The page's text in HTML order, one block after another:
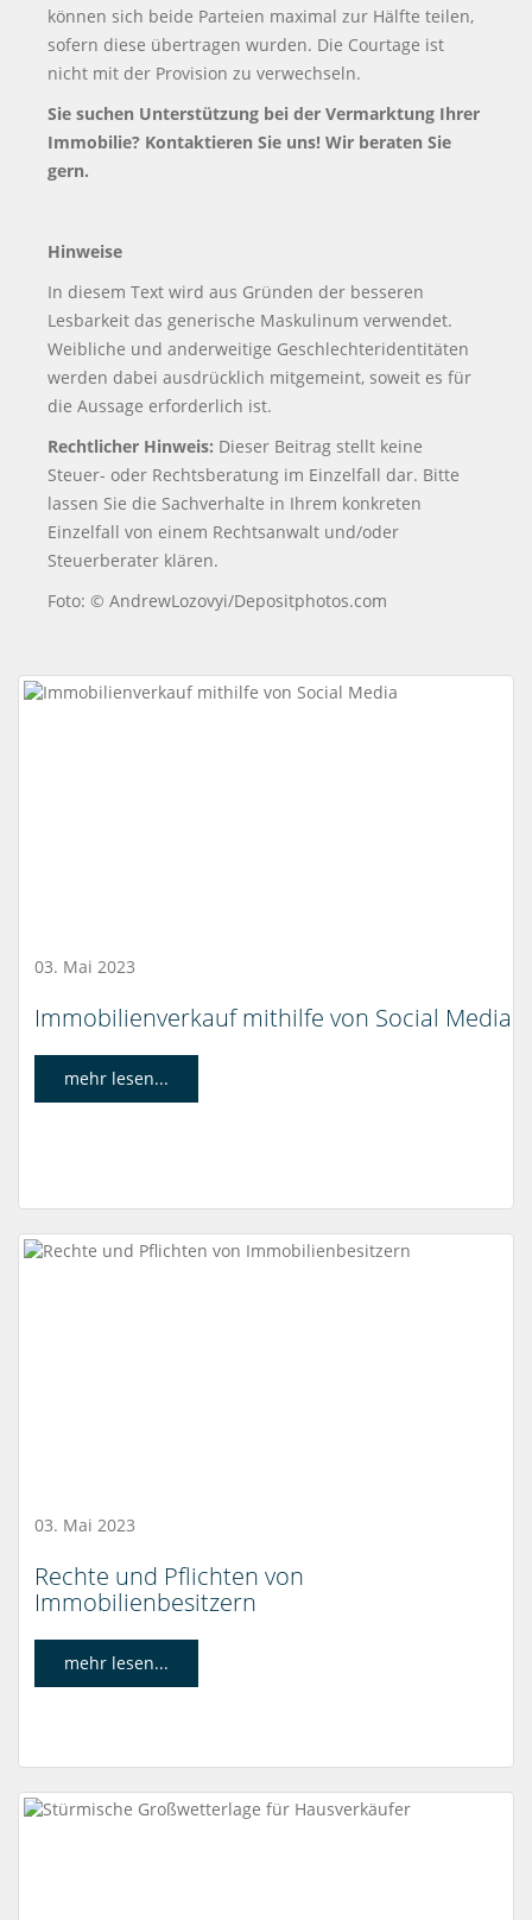
können sich beide Parteien maximal zur Hälfte teilen,
sofern diese übertragen wurden. Die Courtage ist
nicht mit der Provision zu verwechseln.
Sie suchen Unterstützung bei der Vermarktung Ihrer
Immobilie? Kontaktieren Sie uns! Wir beraten Sie
gern.
Hinweise
In diesem Text wird aus Gründen der besseren
Lesbarkeit das generische Maskulinum verwendet.
Weibliche und anderweitige Geschlechteridentitäten
werden dabei ausdrücklich mitgemeint, soweit es für
die Aussage erforderlich ist.
Rechtlicher Hinweis: Dieser Beitrag stellt keine
Steuer- oder Rechtsberatung im Einzelfall dar. Bitte
lassen Sie die Sachverhalte in Ihrem konkreten
Einzelfall von einem Rechtsanwalt und/oder
Steuerberater klären.
Foto: © AndrewLozovyi/Depositphotos.com
03. Mai 2023
Immobilienverkauf mithilfe von Social Media
mehr lesen...
03. Mai 2023
Rechte und Pflichten von
Immobilienbesitzern
mehr lesen...